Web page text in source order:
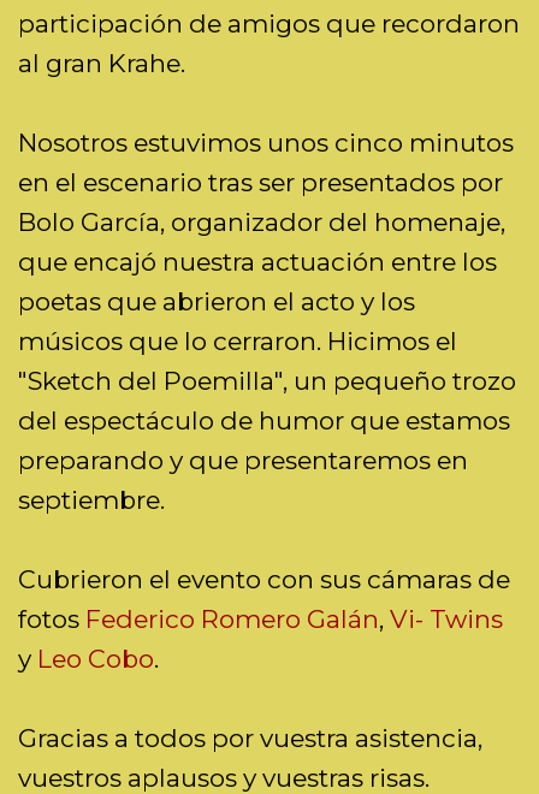
participación de amigos que recordaron
al gran Krahe.
Nosotros estuvimos unos cinco minutos
en el escenario tras ser presentados por
Bolo García, organizador del homenaje,
que encajó nuestra actuación entre los
poetas que abrieron el acto y los
músicos que lo cerraron. Hicimos el
"Sketch del Poemilla", un pequeño trozo
del espectáculo de humor que estamos
preparando y que presentaremos en
septiembre.
Cubrieron el evento con sus cámaras de
fotos Federico Romero Galán, Vi- Twins
y Leo Cobo.
Gracias a todos por vuestra asistencia,
vuestros aplausos y vuestras risas.